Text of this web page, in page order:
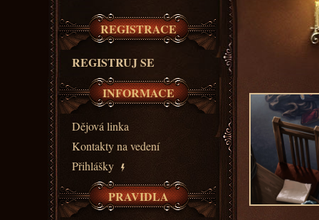
REGISTRACE
REGISTRUJ SE
INFORMACE
Dějová linka
Kontakty na vedení
Přihlášky
PRAVIDLA